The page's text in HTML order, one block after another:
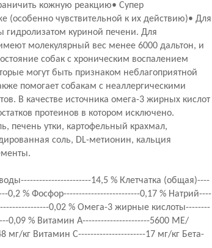
кожную реакцию• Супер
(особенно чувствительной к их действию)• Для
гидролизатом куриной печени. Для
молекулярный вес менее 6000 дальтон, и
собак с хроническим воспалением
могут быть признаком неблагоприятной
помогает собакам с неаллергическими
В качестве источника омега-3 жирных кислот
протеинов в котором исключено.
печень утки, картофельный крахмал,
соль, DL-метионин, кальция
14,5 % Клетчатка (общая)----
0,2 % Фосфор-------------------------0,17 % Натрий----
0,02 % Омега-3 жирные кислоты--------
0,09 % Витамин A----------------------5600 МЕ/
мг/кг Витамин C----------------------17 мг/кг Бета-